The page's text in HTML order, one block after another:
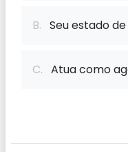
B. Seu estado
C. Atua como